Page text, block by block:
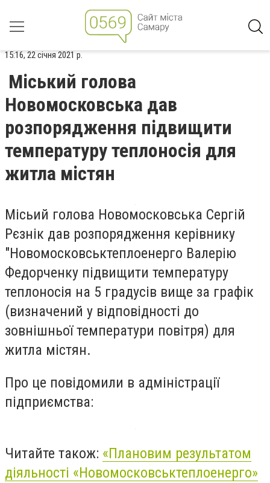
15:16, 22 січня 2021 р.
Міський голова
Новомосковська дав
розпорядження підвищити
температуру теплоносія для
житла містян
Місьий голова Новомосковська Сергій
Рєзнік дав розпорядження керівнику
"Новомосковськтеплоенерго Валерію
Федорченку підвищити температуру
теплоносія на 5 градусів вище за графік
(визначений у відповідності до
зовнішньої температури повітря) для
житла містян.
Про це повідомили в адміністрації
підприємства:
Читайте також: «Плановим результатом
діяльності «Новомосковськтеплоенерго»